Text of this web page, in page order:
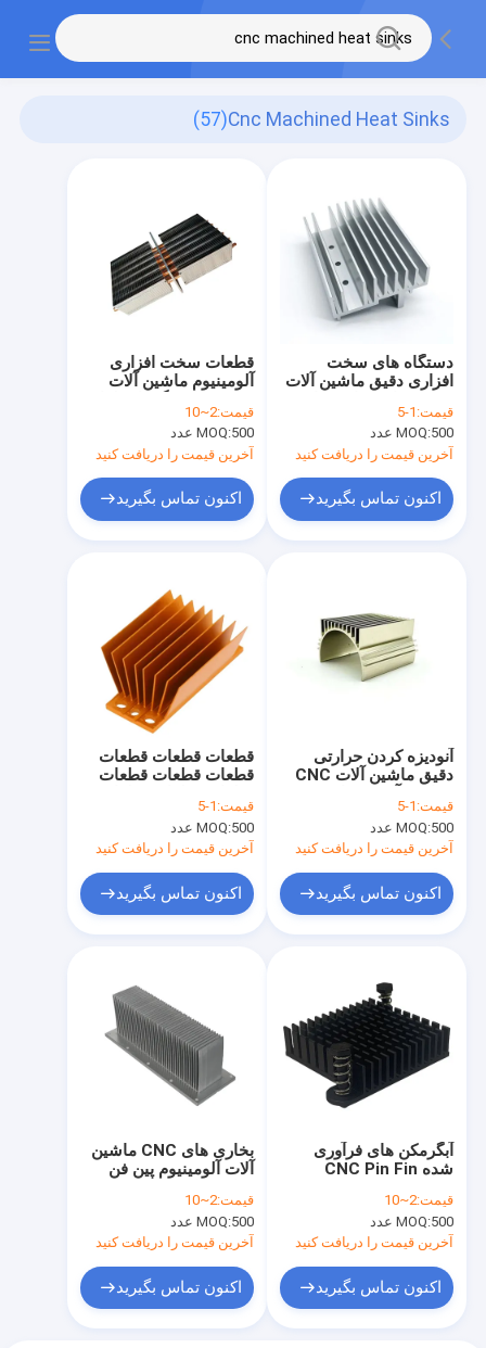
Cnc Machined Heat Sinks
(57)
قطعات سخت افزاری
آلومینیوم ماشین آلات
نوع Pin Fin
قیمت:2~10
MOQ:500 عدد
آخرین قیمت را دریافت کنید
اکنون تماس بگیرید
دستگاه های سخت
افزاری دقیق ماشین آلات
آلومینیومی
قیمت: 1-5
MOQ:500 عدد
آخرین قیمت را دریافت کنید
اکنون تماس بگیرید
قطعات قطعات قطعات
قطعات قطعات قطعات
قیمت: 1-5
MOQ:500 عدد
آخرین قیمت را دریافت کنید
اکنون تماس بگیرید
آنودیزه کردن حرارتی
دقیق ماشین آلات CNC
الکترونیکی
قیمت: 1-5
MOQ:500 عدد
آخرین قیمت را دریافت کنید
اکنون تماس بگیرید
بخاری های CNC ماشین
آلات آلومینیوم پین فن
قیمت:2~10
MOQ:500 عدد
آخرین قیمت را دریافت کنید
اکنون تماس بگیرید
آبگرمکن های فرآوری
شده CNC Pin Fin
Sink
قیمت:2~10
MOQ:500 عدد
آخرین قیمت را دریافت کنید
اکنون تماس بگیرید